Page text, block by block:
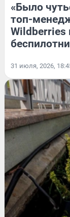
«Было
топ-
Wildberries
31 июля, 2026,